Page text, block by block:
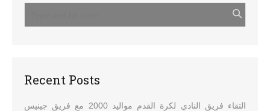
Recent Posts
التقاء فريق النادي لكرة القدم مواليد 2000 مع فريق جينيس